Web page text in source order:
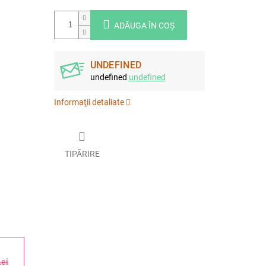
ADĂUGA ÎN COŞ
UNDEFINED
undefined undefined
Informaţii detaliate
TIPĂRIRE